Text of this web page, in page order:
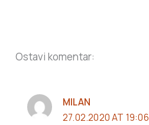
Ostavi komentar:
MILAN
27.02.2020 AT 19:06